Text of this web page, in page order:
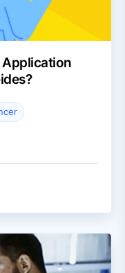
Application